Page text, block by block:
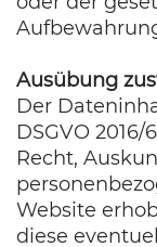
Ausübung
Der
DSGVO
Recht,
Website
diese